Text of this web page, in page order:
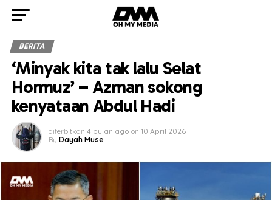
BERITA
‘Minyak kita tak lalu Selat
Hormuz’ – Azman sokong
kenyataan Abdul Hadi
diterbitkan 4 bulan ago on 10 April 2026
By Dayah Muse